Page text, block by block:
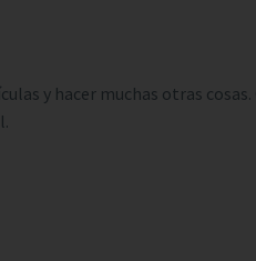
y hacer muchas otras cosas.